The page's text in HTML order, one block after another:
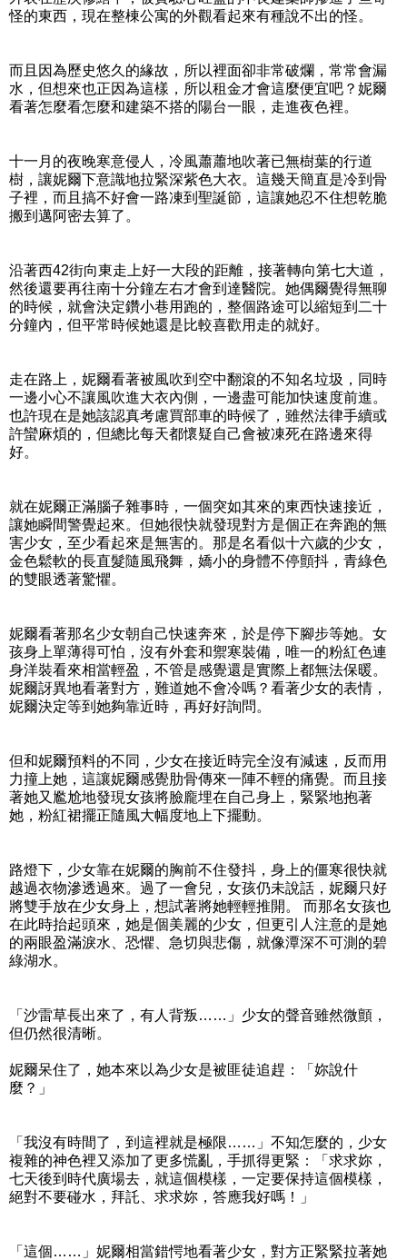
怪的東西，現在整棟公寓的外觀看起來有種說不出的怪。
而且因為歷史悠久的緣故，所以裡面卻非常破爛，常常會漏
水，但想來也正因為這樣，所以租金才會這麼便宜吧？妮爾
看著怎麼看怎麼和建築不搭的陽台一眼，走進夜色裡。
十一月的夜晚寒意侵人，冷風蕭蕭地吹著已無樹葉的行道
樹，讓妮爾下意識地拉緊深紫色大衣。這幾天簡直是冷到骨
子裡，而且搞不好會一路凍到聖誕節，這讓她忍不住想乾脆
搬到邁阿密去算了。
沿著西42街向東走上好一大段的距離，接著轉向第七大道，
然後還要再往南十分鐘左右才會到達醫院。她偶爾覺得無聊
的時候，就會決定鑽小巷用跑的，整個路途可以縮短到二十
分鐘內，但平常時候她還是比較喜歡用走的就好。
走在路上，妮爾看著被風吹到空中翻滾的不知名垃圾，同時
一邊小心不讓風吹進大衣內側，一邊盡可能加快速度前進。
也許現在是她該認真考慮買部車的時候了，雖然法律手續或
許蠻麻煩的，但總比每天都懷疑自己會被凍死在路邊來得
好。
就在妮爾正滿腦子雜事時，一個突如其來的東西快速接近，
讓她瞬間警覺起來。但她很快就發現對方是個正在奔跑的無
害少女，至少看起來是無害的。那是名看似十六歲的少女，
金色鬆軟的長直髮隨風飛舞，嬌小的身體不停顫抖，青綠色
的雙眼透著驚懼。
妮爾看著那名少女朝自己快速奔來，於是停下腳步等她。女
孩身上單薄得可怕，沒有外套和禦寒裝備，唯一的粉紅色連
身洋裝看來相當輕盈，不管是感覺還是實際上都無法保暖。
妮爾訝異地看著對方，難道她不會冷嗎？看著少女的表情，
妮爾決定等到她夠靠近時，再好好詢問。
但和妮爾預料的不同，少女在接近時完全沒有減速，反而用
力撞上她，這讓妮爾感覺肋骨傳來一陣不輕的痛覺。而且接
著她又尷尬地發現女孩將臉龐埋在自己身上，緊緊地抱著
她，粉紅裙擺正隨風大幅度地上下擺動。
路燈下，少女靠在妮爾的胸前不住發抖，身上的僵寒很快就
越過衣物滲透過來。過了一會兒，女孩仍未說話，妮爾只好
將雙手放在少女身上，想試著將她輕輕推開。 而那名女孩也
在此時抬起頭來，她是個美麗的少女，但更引人注意的是她
的兩眼盈滿淚水、恐懼、急切與悲傷，就像潭深不可測的碧
綠湖水。
「沙雷草長出來了，有人背叛……」少女的聲音雖然微顫，
但仍然很清晰。
妮爾呆住了，她本來以為少女是被匪徒追趕：「妳說什
麼？」
「我沒有時間了，到這裡就是極限……」不知怎麼的，少女
複雜的神色裡又添加了更多慌亂，手抓得更緊：「求求妳，
七天後到時代廣場去，就這個模樣，一定要保持這個模樣，
絕對不要碰水，拜託、求求妳，答應我好嗎！」
「這個……」妮爾相當錯愕地看著少女，對方正緊緊拉著她